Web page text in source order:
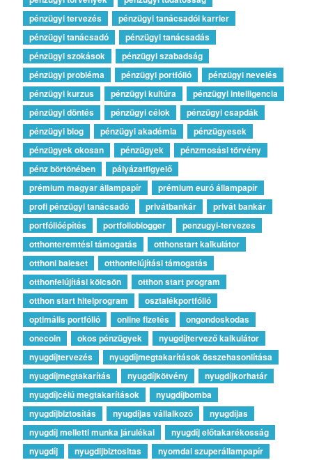
pénzügyi tervezés
pénzügyi tanácsadói karrier
pénzügyi tanácsadó
pénzügyi tanácsadás
pénzügyi szokások
pénzügyi szabadság
pénzügyi probléma
pénzügyi portfólió
pénzügyi nevelés
pénzügyi kurzus
pénzügyi kultúra
pénzügyi intelligencia
pénzügyi döntés
pénzügyi célok
pénzügyi csapdák
pénzügyi blog
pénzügyi akadémia
pénzügyesek
pénzügyek okosan
pénzügyek
pénzmosási törvény
pénz börtönében
pályázatfigyelő
prémium magyar állampapír
prémium euró állampapír
profi pénzügyi tanácsadó
privátbankár
privát bankár
portfólióépítés
portfolioblogger
penzugyi-tervezes
otthonteremtési támogatás
otthonstart kalkulátor
otthoni baleset
otthonfelújítási támogatás
otthonfelújítási kölcsön
otthon start program
otthon start hitelprogram
osztalékportfólió
optimális portfólió
online fizetés
ongondoskodas
onecoin
okos pénzügyek
nyugdíjtervező kalkulátor
nyugdíjtervezés
nyugdíjmegtakarítások összehasonlítása
nyugdíjmegtakarítás
nyugdíjkötvény
nyugdíjkorhatár
nyugdíjcélú megtakarítások
nyugdíjbomba
nyugdíjbiztosítás
nyugdíjas vállalkozó
nyugdíjas
nyugdíj melletti munka járulékai
nyugdíj előtakarékosság
nyugdíj
nyugdijbiztositas nyomdai szuperállampapír